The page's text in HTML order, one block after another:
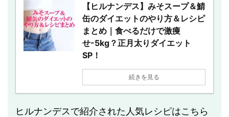
【ヒルナンデス】みそスープ＆鯖
缶のダイエットのやり方＆レシピ
まとめ｜食べるだけで激痩
せ-5kg？正月太りダイエット
SP！
続きを見る
ヒルナンデスで紹介された人気レシピはこちら